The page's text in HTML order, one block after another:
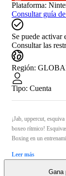
Plataforma:
Consultar guía
Se puede activar
Consultar las
Región:
Tipo: Cuenta
¡Jab, uppercut,
boxeo rítmico!
Boxing en un
Leer más
Gana